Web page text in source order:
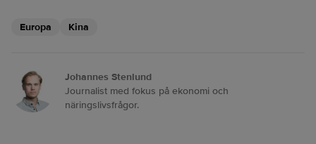
Europa Kina
Johannes Stenlund
Journalist med fokus på ekonomi och
näringslivsfrågor.